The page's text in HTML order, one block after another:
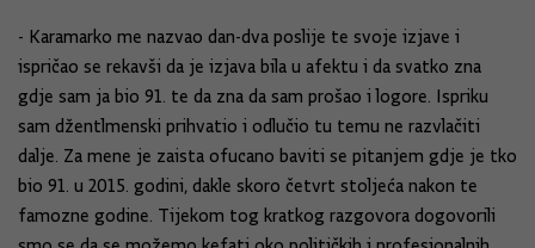
- Karamarko me nazvao dan-dva poslije te svoje izjave i
ispričao se rekavši da je izjava bila u afektu i da svatko zna
gdje sam ja bio 91. te da zna da sam prošao i logore. Ispriku
sam džentlmenski prihvatio i odlučio tu temu ne razvlačiti
dalje. Za mene je zaista ofucano baviti se pitanjem gdje je tko
bio 91. u 2015. godini, dakle skoro četvrt stoljeća nakon te
famozne godine. Tijekom tog kratkog razgovora dogovorili